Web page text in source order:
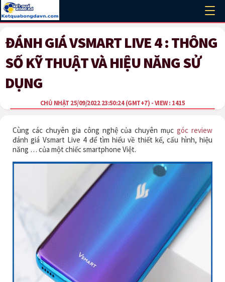
ĐÁNH GIÁ VSMART LIVE 4 : THÔNG
SỐ KỸ THUẬT VÀ HIỆU NĂNG SỬ
DỤNG
CHỦ NHẬT 25/09/2022 23:50:24(GMT+7) - VIEW : 1415
Cùng các chuyên gia công nghệ của chuyên mụcgóc review
đánh giá Vsmart Live 4 để tìm hiểu về thiết kế, cấu hình, hiệu
năng … của một chiếc smartphone Việt.